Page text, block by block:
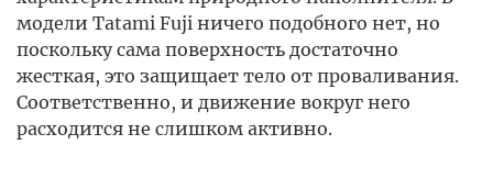
модели Tatami Fuji ничего подобного нет, но
поскольку сама поверхность достаточно
жесткая, это защищает тело от проваливания.
Соответственно, и движение вокруг него
расходится не слишком активно.